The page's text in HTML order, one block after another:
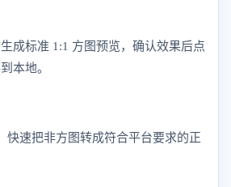
成标准 1:1 方图预览，确认效果后点
本地。
快速把非方图转成符合平台要求的正